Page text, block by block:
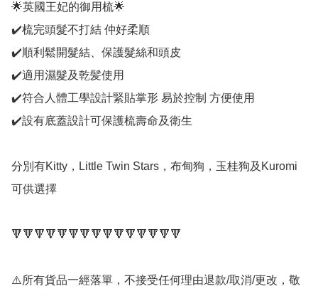
🌟英國王妃的御用梳🌟
✔️梳完頭髮不打結 仲好柔順
✔️順利鬆開髮結、保護髮絲和頭皮
✔️適用濕髮及乾髪使用
✔️符合人體工學設計緊貼掌形 易於控制 方便使用
✔️設有底蓋設計可保護梳壽命及衛生
分別有Kitty，Little Twin Stars，布甸狗，玉桂狗及Kuromi
可供選擇
🔻🔻🔻🔻🔻🔻🔻🔻🔻🔻🔻🔻🔻🔻🔻
⚠️所有貨品一經落單，不接受任何理由退款/取消/更改，敬